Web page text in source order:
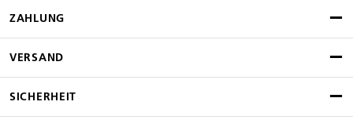
ZAHLUNG
VERSAND
SICHERHEIT